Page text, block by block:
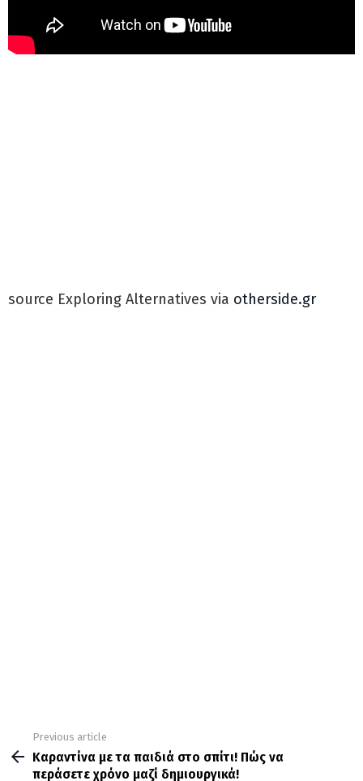
source Exploring Alternatives via otherside.gr
more
Previous article
Καραντίνα με τα παιδιά στο σπίτι! Πώς να
περάσετε χρόνο μαζί δημιουργικά!